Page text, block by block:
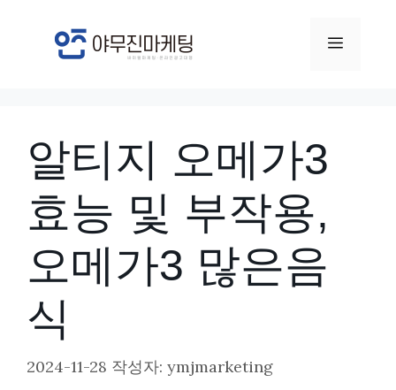
메
알티지 오메가3
효능 및 부작용,
오메가3 많은음
식
2024-11-28 작성자: ymjmarketing